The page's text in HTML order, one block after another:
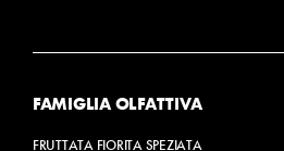
FAMIGLIA OLFATTIVA
FRUTTATA FIORITA SPEZIATA